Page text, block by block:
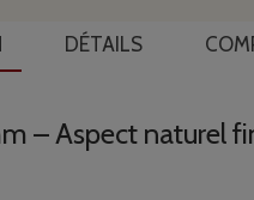
DÉTAILS
– Aspect naturel